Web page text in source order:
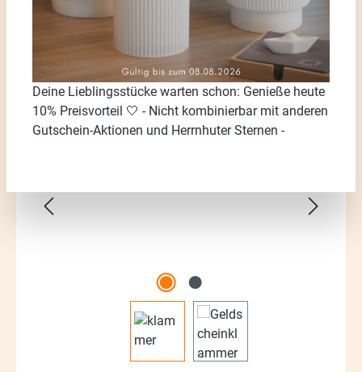
Bildergalerie überspringen
Deine Lieblingsstücke warten schon: Genieße heute
10% Preisvorteil 🤍 - Nicht kombinierbar mit anderen
Gutschein-Aktionen und Herrnhuter Sternen -